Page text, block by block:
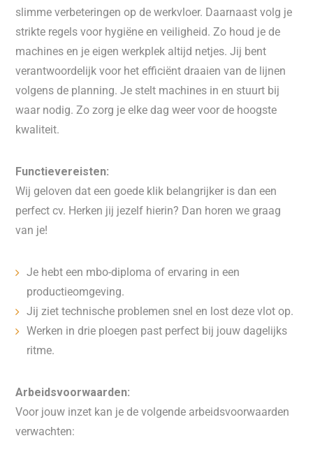
slimme verbeteringen op de werkvloer. Daarnaast volg je
strikte regels voor hygiëne en veiligheid. Zo houd je de
machines en je eigen werkplek altijd netjes. Jij bent
verantwoordelijk voor het efficiënt draaien van de lijnen
volgens de planning. Je stelt machines in en stuurt bij
waar nodig. Zo zorg je elke dag weer voor de hoogste
kwaliteit.
Functievereisten:
Wij geloven dat een goede klik belangrijker is dan een
perfect cv. Herken jij jezelf hierin? Dan horen we graag
van je!
Je hebt een mbo-diploma of ervaring in een
productieomgeving.
Jij ziet technische problemen snel en lost deze vlot op.
Werken in drie ploegen past perfect bij jouw dagelijks
ritme.
Arbeidsvoorwaarden:
Voor jouw inzet kan je de volgende arbeidsvoorwaarden
verwachten: